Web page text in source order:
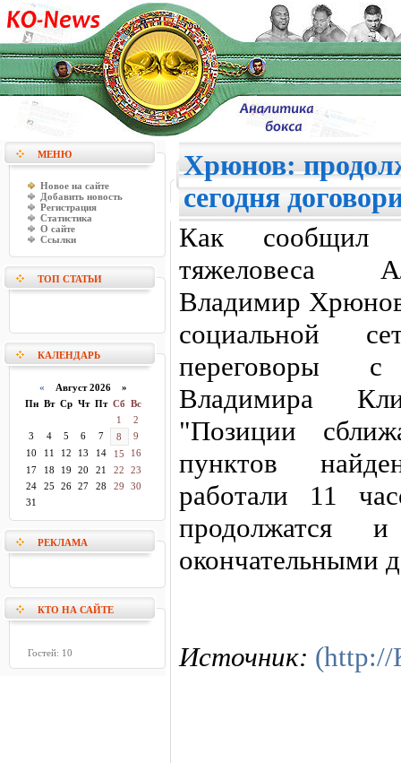
МЕНЮ
Новое на сайте
Добавить новость
Регистрация
Статистика
О сайте
Ссылки
ТОП СТАТЬИ
КАЛЕНДАРЬ
« Август 2026 »
Пн Вт Ср Чт Пт Сб Вс
1
2
3
4 5 6 7 8
9
10
11 12 13 14 15
16
17
18 19 20 21 22
23
24
25 26 27 28 29
30
31
РЕКЛАМА
КТО НА САЙТЕ
Гостей: 10
Хрюнов:
сегодня
Как сообщил
тяжеловеса
Владимир
социальной
переговоры
Владимира
"Позиции
пунктов
работали 11
продолжатся
окончательными
Источник: (http://